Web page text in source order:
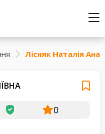
Лісняк Наталія
0